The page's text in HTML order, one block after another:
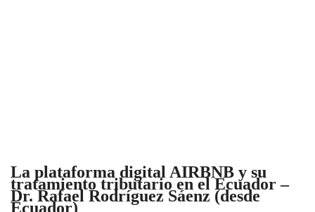
La plataforma digital AIRBNB y su
tratamiento tributario en el Ecuador –
Dr. Rafael Rodríguez Sáenz (desde
Ecuador)